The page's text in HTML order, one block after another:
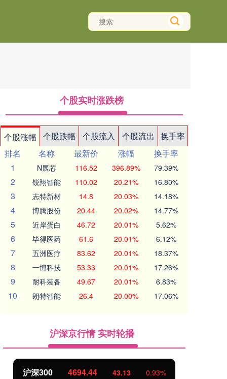
个股实时涨跌榜
个股涨幅 个股跌幅 个股流入 个股流出
换手率
排名
名称 最新价 涨幅
换手率
1
N展芯 116.52 396.89% 79.39%
2 锐翔智能 110.02 20.21% 16.80%
3 志特新材 14.8 20.03% 14.18%
4 博腾股份 20.44 20.02% 14.77%
5 近岸蛋白 46.72 20.01% 5.62%
6 毕得医药 61.6 20.01% 6.12%
7 五洲医疗 83.62 20.01% 18.37%
8 一博科技 53.33 20.01% 17.26%
9 耐科装备 49.67 20.01% 6.83%
10 朗特智能 26.4 20.00% 17.06%
沪深京行情 实时轮播
沪深300 4694.44 43.13 0.93%